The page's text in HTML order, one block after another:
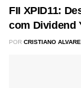
FII XPID11:
com Dividend
POR CRISTIANO